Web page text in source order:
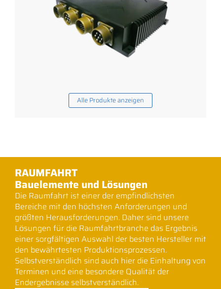
Alle Produkte anzeigen
RAUMFAHRT
Bauelemente und Lösungen
Die Raumfahrt ist einer der empfindlichsten
Bereiche mit den höchsten Anforderungen und
größten Herausforderungen. Daher sind unsere
Lösungen für die Raumfahrtbranche das Ergebnis
einer sorgfältigen Auswahl der besten Hersteller mit
den bewährtesten Produktionsprozessen.
Selbstverständlich sind auch hier die Einhaltung von
Terminen und eine besondere Qualität der
Endergebnisse selbstverständlich.